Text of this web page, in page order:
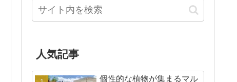
人気記事
個性的な植物が集まるマル